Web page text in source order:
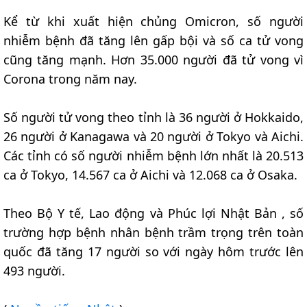
Kể từ khi xuất hiện chủng Omicron, số người
nhiễm bệnh đã tăng lên gấp bội và số ca tử vong
cũng tăng mạnh. Hơn 35.000 người đã tử vong vì
Corona trong năm nay.
Số người tử vong theo tỉnh là 36 người ở Hokkaido,
26 người ở Kanagawa và 20 người ở Tokyo và Aichi.
Các tỉnh có số người nhiễm bệnh lớn nhất là 20.513
ca ở Tokyo, 14.567 ca ở Aichi và 12.068 ca ở Osaka.
Theo Bộ Y tế, Lao động và Phúc lợi Nhật Bản , số
trường hợp bệnh nhân bệnh trầm trọng trên toàn
quốc đã tăng 17 người so với ngày hôm trước lên
493 người.